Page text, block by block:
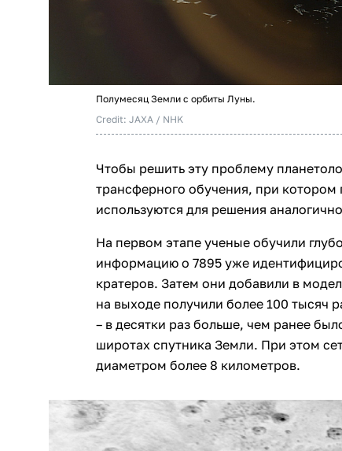
Полумесяц Земли с орбиты Луны.
Credit: JAXA / NHK
Чтобы решить эту проблему
трансферного обучения, при
используются для решения
На первом этапе ученые обучили
информацию о 7895 уже
кратеров. Затем они добавили в
на выходе получили более 100 тысяч
– в десятки раз больше, чем ранее
широтах спутника Земли. При этом
диаметром более 8 километров.